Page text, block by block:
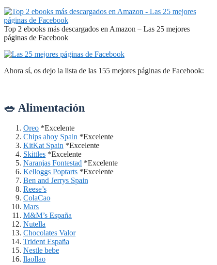
Top 2 ebooks más descargados en Amazon – Las 25 mejores
páginas de Facebook
Ahora sí, os dejo la lista de las 155 mejores páginas de Facebook:
🥗 Alimentación
Oreo *Excelente
Chips ahoy Spain *Excelente
KitKat Spain *Excelente
Skittles *Excelente
Naranjas Fontestad *Excelente
Kelloggs Poptarts *Excelente
Ben and Jerrys Spain
Reese’s
ColaCao
Mars
M&M’s España
Nutella
Chocolates Valor
Trident España
Nestle bebe
llaollao